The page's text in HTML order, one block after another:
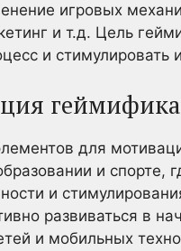
игровых
и т.д. Цель
и
для
и спорте,
и
развиваться в
и мобильных